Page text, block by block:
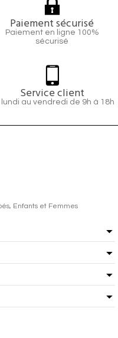
Paiement sécurisé
Paiement en ligne 100%
sécurisé
Service client
lundi au vendredi de 9h à 18h
Enfants et Femmes